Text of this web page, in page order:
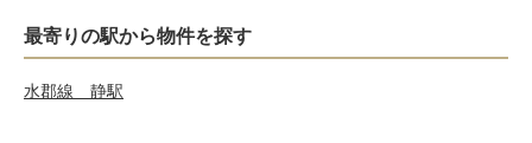
最寄りの駅から物件を探す
水郡線 静駅